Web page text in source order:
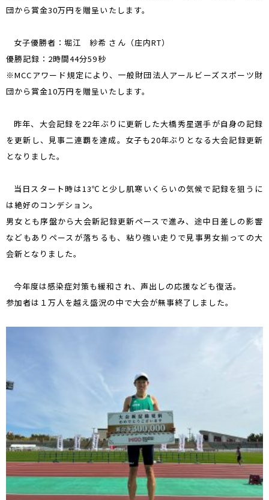
団から賞金30万円を贈呈いたします。
女子優勝者：堀江 紗希 さん（庄内RT）
優勝記録：2時間44分59秒
※MCCアワード規定により、一般財団法人アールビーズスポーツ財
団から賞金10万円を贈呈いたします。
昨年、大会記録を22年ぶりに更新した大橋秀星選手が自身の記録
を更新し、見事二連覇を達成。女子も20年ぶりとなる大会記録更新
となりました。
当日スタート時は13℃と少し肌寒いくらいの気候で記録を狙うに
は絶好のコンデション。
男女とも序盤から大会新記録更新ペースで進み、途中日差しの影響
などもありペースが落ちるも、粘り強い走りで見事男女揃っての大
会新となりました。
今年度は感染症対策も緩和され、声出しの応援なども復活。
参加者は１万人を越え盛況の中で大会が無事終了しました。